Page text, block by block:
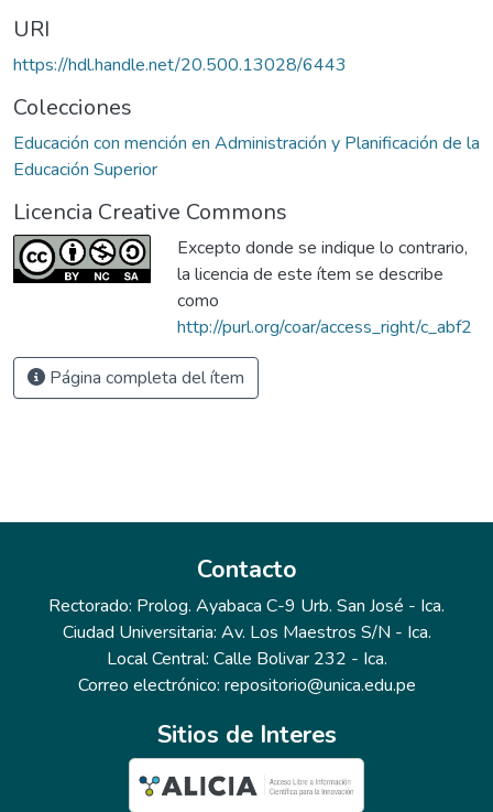
URI
https://hdl.handle.net/20.500.13028/6443
Colecciones
Educación con mención en Administración y Planificación de la
Educación Superior
Licencia Creative Commons
Excepto donde se indique lo contrario,
la licencia de este ítem se describe
como
http://purl.org/coar/access_right/c_abf2
Página completa del ítem
Contacto
Rectorado: Prolog. Ayabaca C-9 Urb. San José - Ica.
Ciudad Universitaria: Av. Los Maestros S/N - Ica.
Local Central: Calle Bolivar 232 - Ica.
Correo electrónico: repositorio@unica.edu.pe
Sitios de Interes